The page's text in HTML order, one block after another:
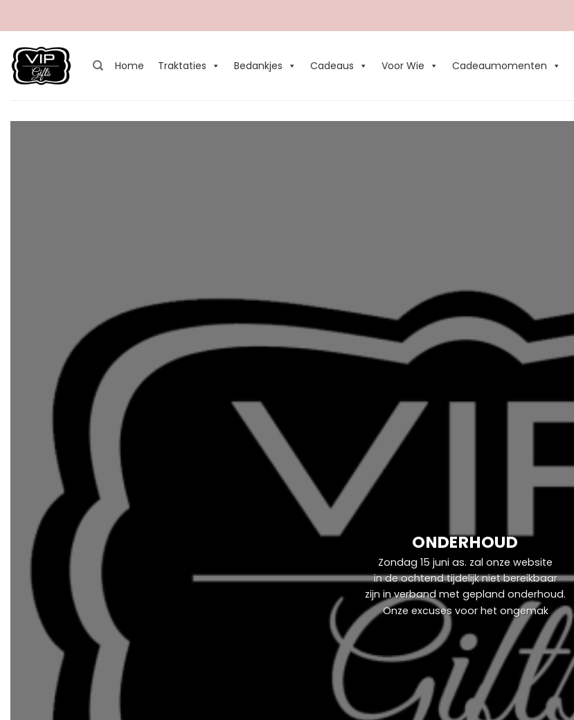
Home Traktaties Bedankjes Cadeaus Voor Wie Cadeaumomenten
ONDERHOUD
Zondag 15 juni as. zal onze website
in de ochtend tijdelijk niet bereikbaar
zijn in verband met gepland onderhoud.
Onze excuses voor het ongemak